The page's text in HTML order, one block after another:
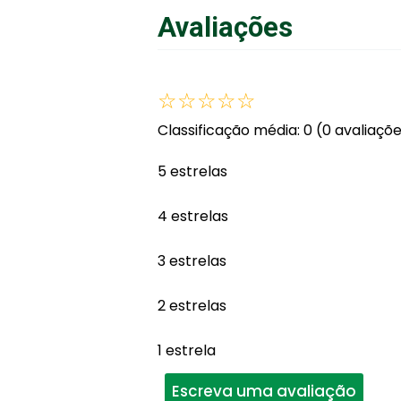
Avaliações
☆☆☆☆☆
Classificação média: 0 (0
5 estrelas
4 estrelas
3 estrelas
2 estrelas
1 estrela
Escreva uma avaliação